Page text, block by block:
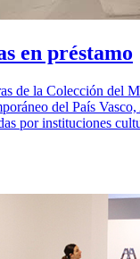
en préstamo
de la Colección del
del País
por instituciones